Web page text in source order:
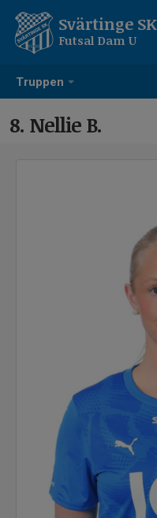
Truppen
Svärtinge SK
Futsal Dam U
8. Nellie B.